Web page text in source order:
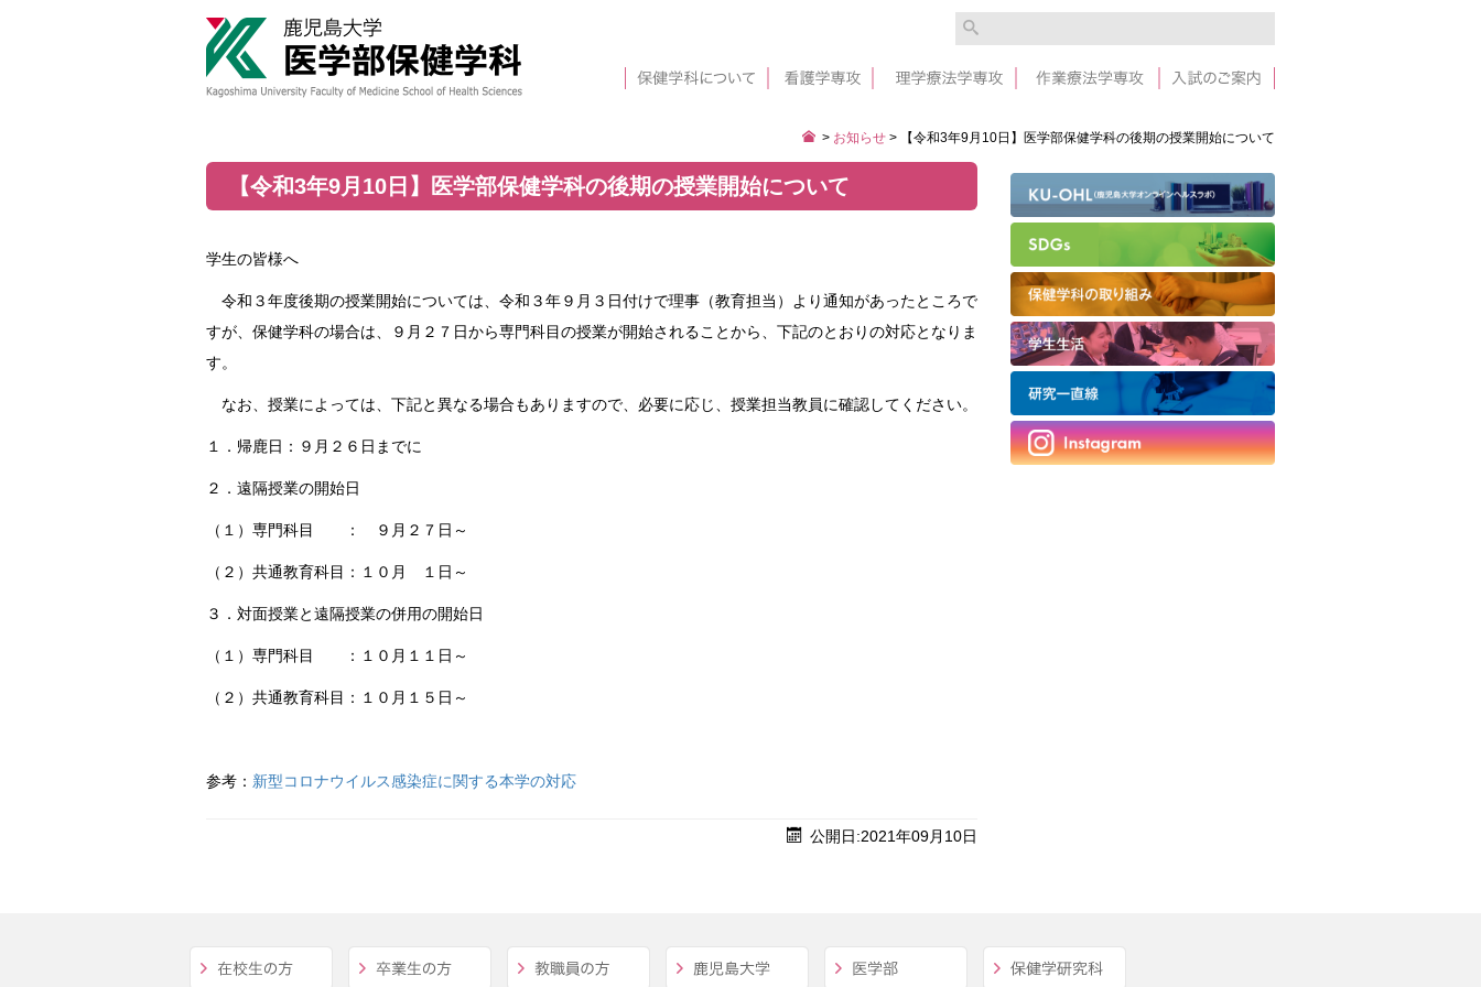
> お知らせ > 【令和3年9月10日】医学部保健学科の後期の授業開始について
【令和3年9月10日】医学部保健学科の後期の授業開始について
学生の皆様へ
令和３年度後期の授業開始については、令和３年９月３日付けで理事（教育担当）より通知があったところで
すが、保健学科の場合は、９月２７日から専門科目の授業が開始されることから、下記のとおりの対応となりま
す。
なお、授業によっては、下記と異なる場合もありますので、必要に応じ、授業担当教員に確認してください。
１．帰鹿日：９月２６日までに
２．遠隔授業の開始日
（１）専門科目 ： ９月２７日～
（２）共通教育科目：１０月 １日～
３．対面授業と遠隔授業の併用の開始日
（１）専門科目 ：１０月１１日～
（２）共通教育科目：１０月１５日～
参考： 新型コロナウイルス感染症に関する本学の対応
公開日:2021年09月10日